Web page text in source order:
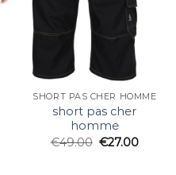
SHORT PAS CHER HOMME
short pas cher
homme
€49.00 €27.00